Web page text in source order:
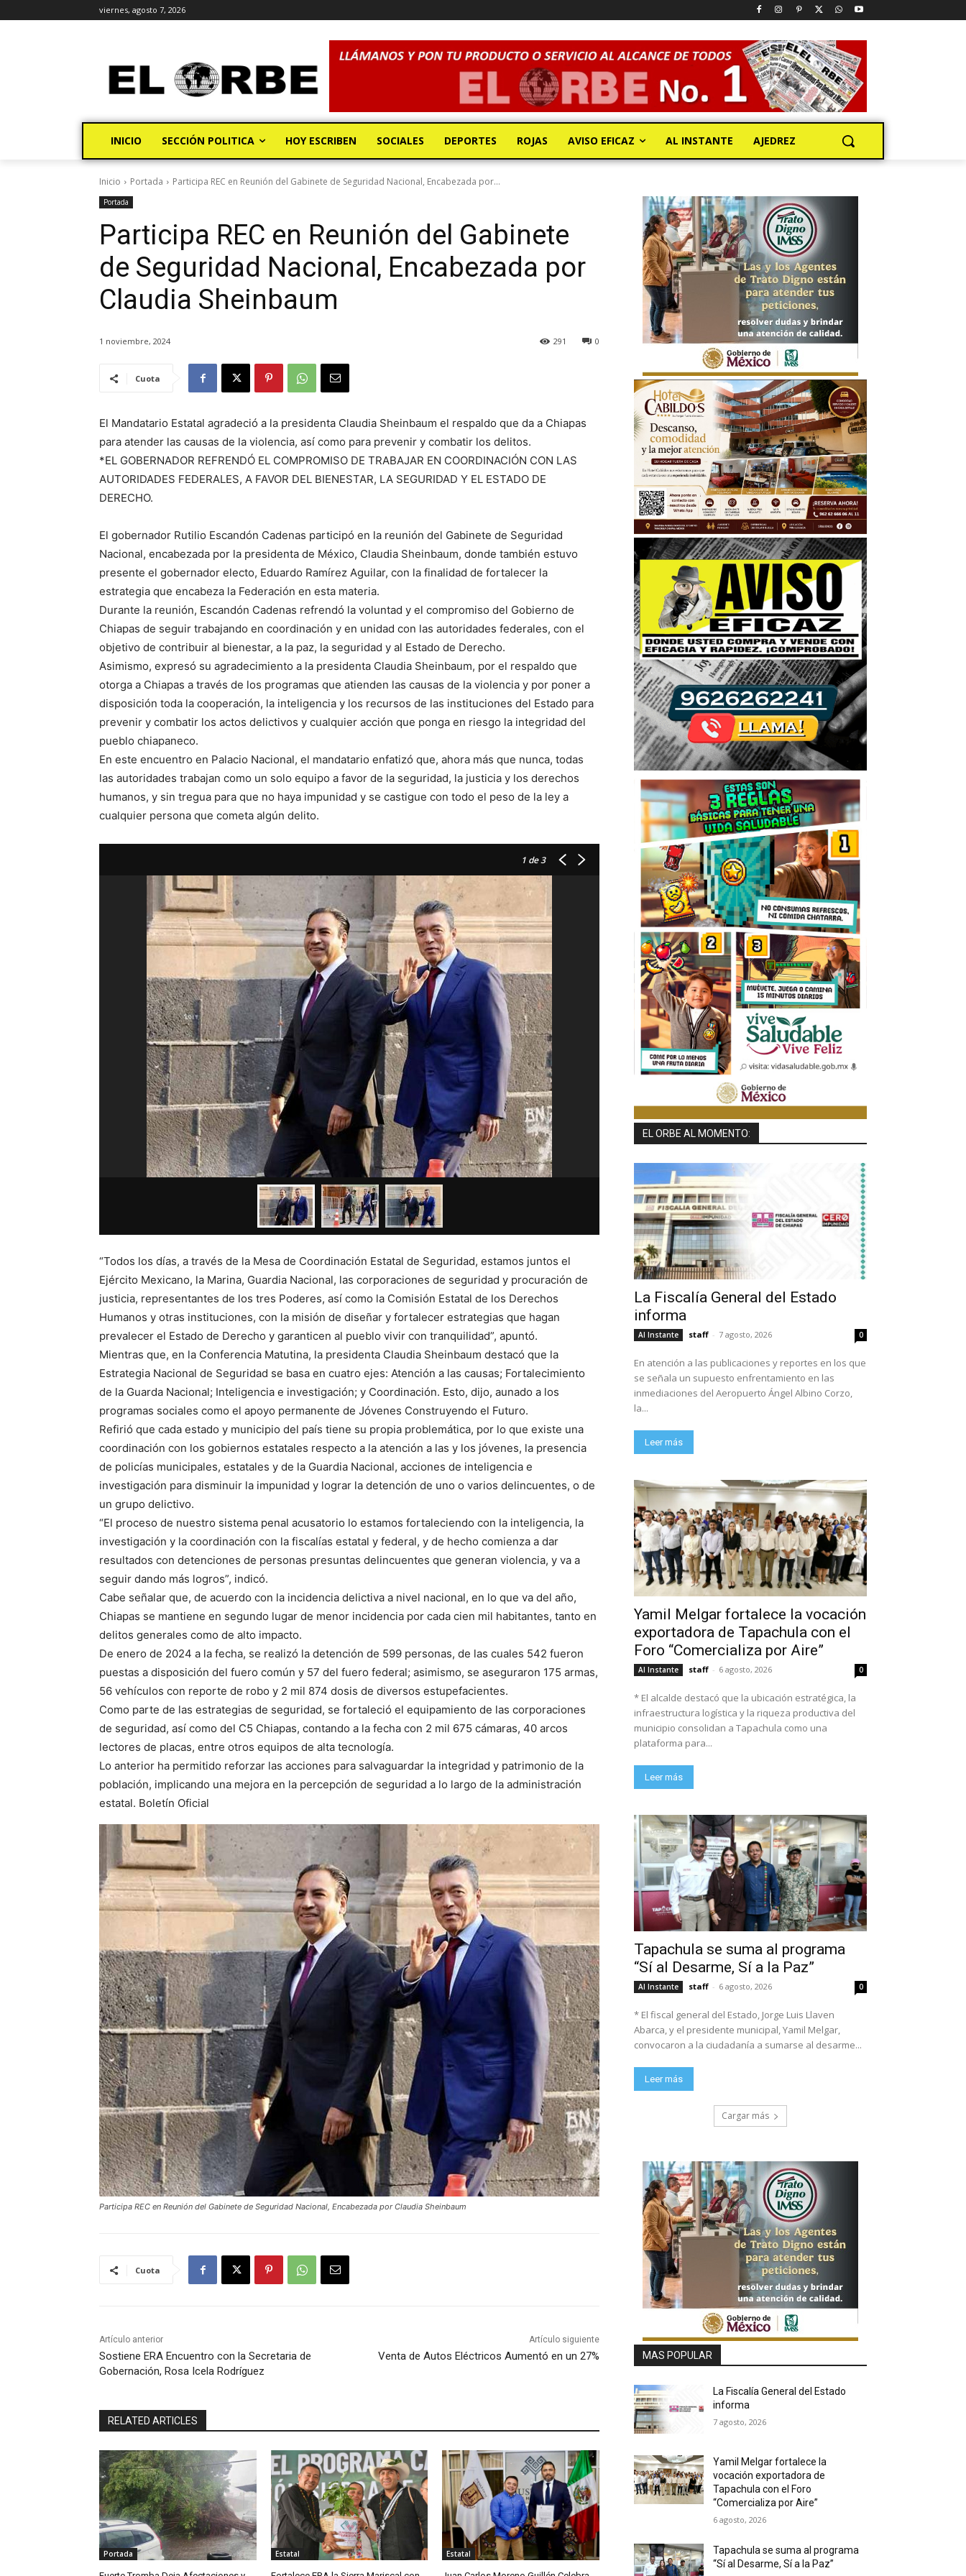
viernes, agosto 7, 2026
INICIO SECCIÓN POLITICA HOY ESCRIBEN SOCIALES DEPORTES ROJAS AVISO EFICAZ AL INSTANTE AJEDREZ
Inicio Portada Participa REC en Reunión del Gabinete de Seguridad Nacional, Encabezada por...
Portada
Participa REC en Reunión del Gabinete
de Seguridad Nacional, Encabezada por
Claudia Sheinbaum
1 noviembre, 2024 0
291
Cuota
El Mandatario Estatal agradeció a la presidenta Claudia Sheinbaum el respaldo que da a Chiapas
para atender las causas de la violencia, así como para prevenir y combatir los delitos.
*EL GOBERNADOR REFRENDÓ EL COMPROMISO DE TRABAJAR EN COORDINACIÓN CON LAS
AUTORIDADES FEDERALES, A FAVOR DEL BIENESTAR, LA SEGURIDAD Y EL ESTADO DE
DERECHO.
El gobernador Rutilio Escandón Cadenas participó en la reunión del Gabinete de Seguridad
Nacional, encabezada por la presidenta de México, Claudia Sheinbaum, donde también estuvo
presente el gobernador electo, Eduardo Ramírez Aguilar, con la finalidad de fortalecer la
estrategia que encabeza la Federación en esta materia.
Durante la reunión, Escandón Cadenas refrendó la voluntad y el compromiso del Gobierno de
Chiapas de seguir trabajando en coordinación y en unidad con las autoridades federales, con el
objetivo de contribuir al bienestar, a la paz, la seguridad y al Estado de Derecho.
Asimismo, expresó su agradecimiento a la presidenta Claudia Sheinbaum, por el respaldo que
otorga a Chiapas a través de los programas que atienden las causas de la violencia y por poner a
disposición toda la cooperación, la inteligencia y los recursos de las instituciones del Estado para
prevenir y combatir los actos delictivos y cualquier acción que ponga en riesgo la integridad del
pueblo chiapaneco.
En este encuentro en Palacio Nacional, el mandatario enfatizó que, ahora más que nunca, todas
las autoridades trabajan como un solo equipo a favor de la seguridad, la justicia y los derechos
humanos, y sin tregua para que no haya impunidad y se castigue con todo el peso de la ley a
cualquier persona que cometa algún delito.
1 de 3
“Todos los días, a través de la Mesa de Coordinación Estatal de Seguridad, estamos juntos el
Ejército Mexicano, la Marina, Guardia Nacional, las corporaciones de seguridad y procuración de
justicia, representantes de los tres Poderes, así como la Comisión Estatal de los Derechos
Humanos y otras instituciones, con la misión de diseñar y fortalecer estrategias que hagan
prevalecer el Estado de Derecho y garanticen al pueblo vivir con tranquilidad”, apuntó.
Mientras que, en la Conferencia Matutina, la presidenta Claudia Sheinbaum destacó que la
Estrategia Nacional de Seguridad se basa en cuatro ejes: Atención a las causas; Fortalecimiento
de la Guarda Nacional; Inteligencia e investigación; y Coordinación. Esto, dijo, aunado a los
programas sociales como el apoyo permanente de Jóvenes Construyendo el Futuro.
Refirió que cada estado y municipio del país tiene su propia problemática, por lo que existe una
coordinación con los gobiernos estatales respecto a la atención a las y los jóvenes, la presencia
de policías municipales, estatales y de la Guardia Nacional, acciones de inteligencia e
investigación para disminuir la impunidad y lograr la detención de uno o varios delincuentes, o de
un grupo delictivo.
“El proceso de nuestro sistema penal acusatorio lo estamos fortaleciendo con la inteligencia, la
investigación y la coordinación con la fiscalías estatal y federal, y de hecho comienza a dar
resultados con detenciones de personas presuntas delincuentes que generan violencia, y va a
seguir dando más logros”, indicó.
Cabe señalar que, de acuerdo con la incidencia delictiva a nivel nacional, en lo que va del año,
Chiapas se mantiene en segundo lugar de menor incidencia por cada cien mil habitantes, tanto en
delitos generales como de alto impacto.
De enero de 2024 a la fecha, se realizó la detención de 599 personas, de las cuales 542 fueron
puestas a disposición del fuero común y 57 del fuero federal; asimismo, se aseguraron 175 armas,
56 vehículos con reporte de robo y 2 mil 874 dosis de diversos estupefacientes.
Como parte de las estrategias de seguridad, se fortaleció el equipamiento de las corporaciones
de seguridad, así como del C5 Chiapas, contando a la fecha con 2 mil 675 cámaras, 40 arcos
lectores de placas, entre otros equipos de alta tecnología.
Lo anterior ha permitido reforzar las acciones para salvaguardar la integridad y patrimonio de la
población, implicando una mejora en la percepción de seguridad a lo largo de la administración
estatal. Boletín Oficial
Participa REC en Reunión del Gabinete de Seguridad Nacional, Encabezada por Claudia Sheinbaum
Cuota
Artículo anterior
Sostiene ERA Encuentro con la Secretaria de
Gobernación, Rosa Icela Rodríguez
Artículo siguiente
Venta de Autos Eléctricos Aumentó en un 27%
RELATED ARTICLES
Portada Estatal Estatal
EL ORBE AL MOMENTO:
La Fiscalía General del Estado
informa
Al Instante staff - 7 agosto, 2026 0
En atención a las publicaciones y reportes en los que
se señala un supuesto enfrentamiento en las
inmediaciones del Aeropuerto Ángel Albino Corzo,
la...
Leer más
Yamil Melgar fortalece la vocación
exportadora de Tapachula con el
Foro “Comercializa por Aire”
Al Instante staff - 6 agosto, 2026 0
* El alcalde destacó que la ubicación estratégica, la
infraestructura logística y la riqueza productiva del
municipio consolidan a Tapachula como una
plataforma para...
Leer más
Tapachula se suma al programa
“Sí al Desarme, Sí a la Paz”
Al Instante staff - 6 agosto, 2026 0
* El fiscal general del Estado, Jorge Luis Llaven
Abarca, y el presidente municipal, Yamil Melgar,
convocaron a la ciudadanía a sumarse al desarme...
Leer más
Cargar más
MAS POPULAR
La Fiscalía General del Estado
informa
7 agosto, 2026
Yamil Melgar fortalece la
vocación exportadora de
Tapachula con el Foro
“Comercializa por Aire”
6 agosto, 2026
Tapachula se suma al programa
“Sí al Desarme, Sí a la Paz”